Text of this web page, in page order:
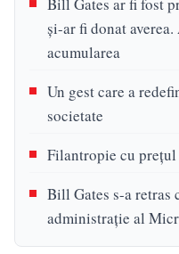
și-ar fi donat
acumularea
Un gest care a
societate
Filantropie cu
Bill Gates s-a
administrație al